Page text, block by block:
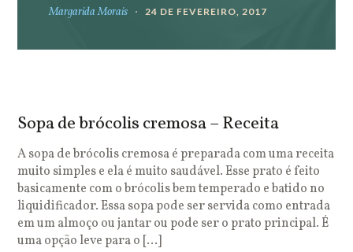
Margarida Morais 24 DE FEVEREIRO, 2017
Sopa de brócolis cremosa – Receita
A sopa de brócolis cremosa é preparada com uma receita
muito simples e ela é muito saudável. Esse prato é feito
basicamente com o brócolis bem temperado e batido no
liquidificador. Essa sopa pode ser servida como entrada
em um almoço ou jantar ou pode ser o prato principal. É
uma opção leve para o […]